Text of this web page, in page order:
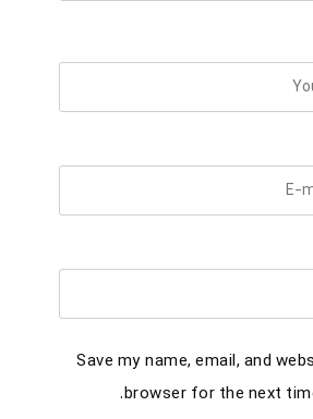
Save my name, email, and
browser for the next